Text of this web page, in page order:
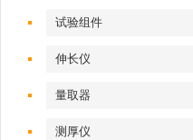
试验组件
伸长仪
量取器
测厚仪